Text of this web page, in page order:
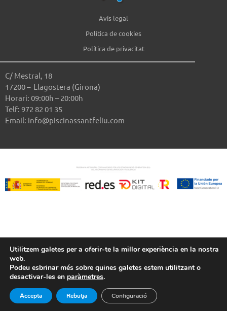
Avís legal
Política de cookies
Política de privacitat
C/ Mestral, 18
17200 – Llagostera (Girona)
Horari: 09:00h – 20:00h
Telf: 972 82 01 35
Email: info@piscinassantfeliu.com
Utilitzem galetes per a oferir-te la millor experiència en la nostra
web.
Podeu esbrinar més sobre quines galetes estem utilitzant o
desactivar-les en paràmetres.
Accepta Rebutja Configuració